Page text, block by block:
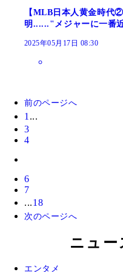
【MLB日本人黄金時代
明......"メジャーに一番
2025年05月17日 08:30
前のページへ
1 ...
3
4
6
7
...18
次のページへ
ニュー
エンタメ